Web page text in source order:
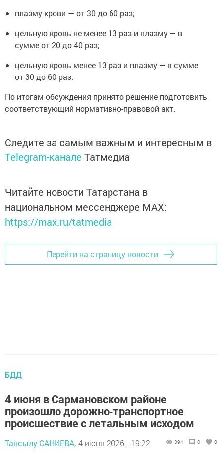
плазму крови — от 30 до 60 раз;
цельную кровь не менее 13 раз и плазму — в
сумме от 20 до 40 раз;
цельную кровь менее 13 раз и плазму — в сумме
от 30 до 60 раз.
По итогам обсуждения принято решение подготовить
соответствующий нормативно-правовой акт.
Следите за самым важным и интересным в
Telegram-канале Татмедиа
Читайте новости Татарстана в
национальном мессенджере MАХ:
https://max.ru/tatmedia
Перейти на страницу новости
БДД
4 июня в Сармановском районе
произошло дорожно‑транспортное
происшествие с летальным исходом
Тансылу САНИЕВА, 4 июня 2026 - 19:22 394 0 0